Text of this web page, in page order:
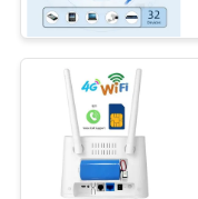
เรา
เราเต